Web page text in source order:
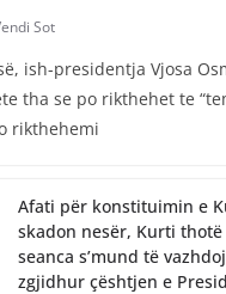
Sot
ish-presidentja Vjosa
tha se po rikthehet te
rikthehemi
Afati për konstituimin e
skadon nesër, Kurti thotë
seanca s’mund të
zgjidhur çështjen e